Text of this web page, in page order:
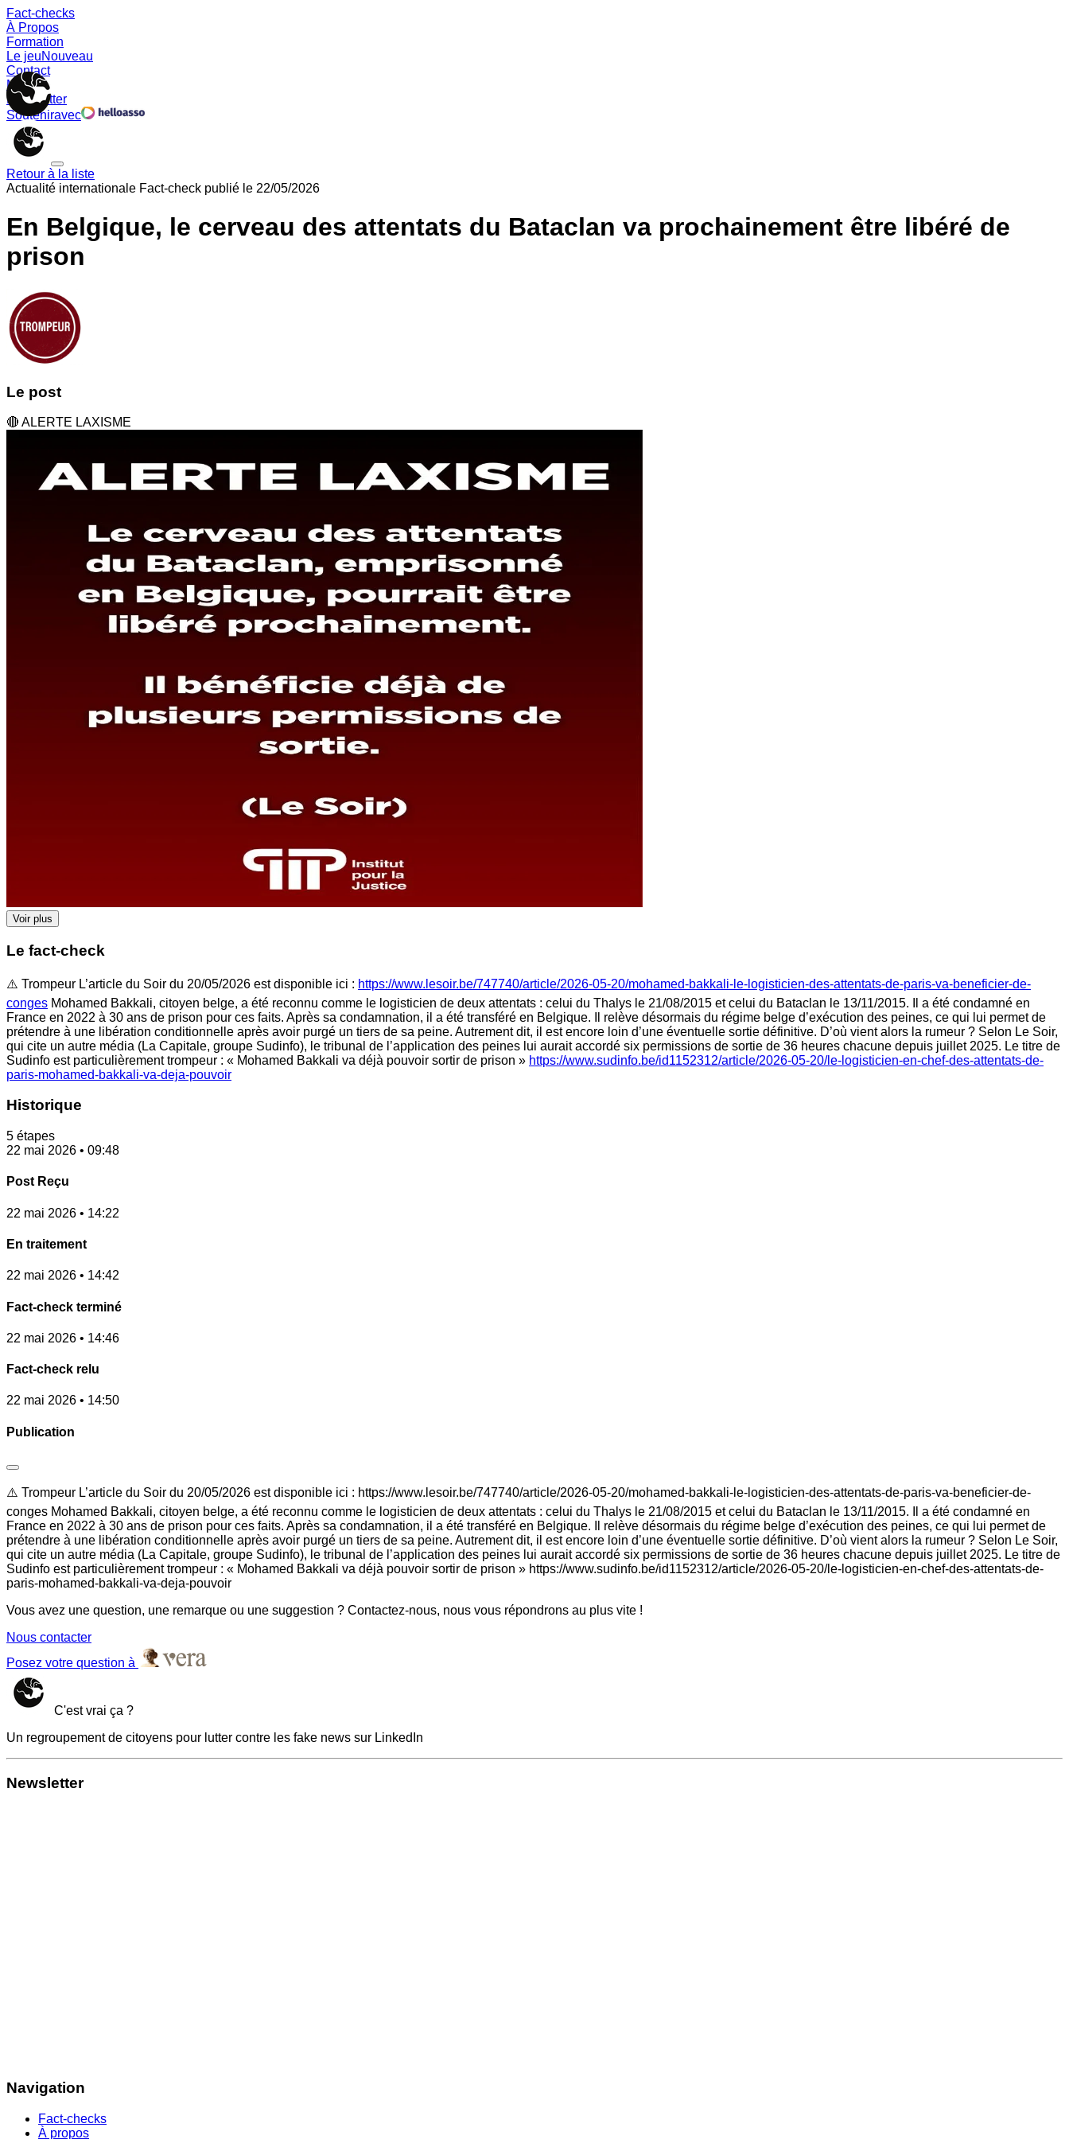
Fact-checks
À Propos
Formation
Le jeuNouveau
Contact
Memes
Newsletter
Souteniravec
Retour à la liste
Actualité internationale Fact-check publié le 22/05/2026
En Belgique, le cerveau des attentats du Bataclan va prochainement être libéré de
prison
Le post
🔴 ALERTE LAXISME
Voir plus
Le fact-check
⚠️ Trompeur L’article du Soir du 20/05/2026 est disponible ici : https://www.lesoir.be/747740/article/2026-05-20/mohamed-bakkali-le-logisticien-des-attentats-de-paris-va-beneficier-de-
conges Mohamed Bakkali, citoyen belge, a été reconnu comme le logisticien de deux attentats : celui du Thalys le 21/08/2015 et celui du Bataclan le 13/11/2015. Il a été condamné en
France en 2022 à 30 ans de prison pour ces faits. Après sa condamnation, il a été transféré en Belgique. Il relève désormais du régime belge d’exécution des peines, ce qui lui permet de
prétendre à une libération conditionnelle après avoir purgé un tiers de sa peine. Autrement dit, il est encore loin d’une éventuelle sortie définitive. D’où vient alors la rumeur ? Selon Le Soir,
qui cite un autre média (La Capitale, groupe Sudinfo), le tribunal de l’application des peines lui aurait accordé six permissions de sortie de 36 heures chacune depuis juillet 2025. Le titre de
Sudinfo est particulièrement trompeur : « Mohamed Bakkali va déjà pouvoir sortir de prison » https://www.sudinfo.be/id1152312/article/2026-05-20/le-logisticien-en-chef-des-attentats-de-
paris-mohamed-bakkali-va-deja-pouvoir
Historique
5 étapes
22 mai 2026 • 09:48
Post Reçu
22 mai 2026 • 14:22
En traitement
22 mai 2026 • 14:42
Fact-check terminé
22 mai 2026 • 14:46
Fact-check relu
22 mai 2026 • 14:50
Publication
⚠️ Trompeur L’article du Soir du 20/05/2026 est disponible ici : https://www.lesoir.be/747740/article/2026-05-20/mohamed-bakkali-le-logisticien-des-attentats-de-paris-va-beneficier-de-
conges Mohamed Bakkali, citoyen belge, a été reconnu comme le logisticien de deux attentats : celui du Thalys le 21/08/2015 et celui du Bataclan le 13/11/2015. Il a été condamné en
France en 2022 à 30 ans de prison pour ces faits. Après sa condamnation, il a été transféré en Belgique. Il relève désormais du régime belge d’exécution des peines, ce qui lui permet de
prétendre à une libération conditionnelle après avoir purgé un tiers de sa peine. Autrement dit, il est encore loin d’une éventuelle sortie définitive. D’où vient alors la rumeur ? Selon Le Soir,
qui cite un autre média (La Capitale, groupe Sudinfo), le tribunal de l’application des peines lui aurait accordé six permissions de sortie de 36 heures chacune depuis juillet 2025. Le titre de
Sudinfo est particulièrement trompeur : « Mohamed Bakkali va déjà pouvoir sortir de prison » https://www.sudinfo.be/id1152312/article/2026-05-20/le-logisticien-en-chef-des-attentats-de-
paris-mohamed-bakkali-va-deja-pouvoir
Vous avez une question, une remarque ou une suggestion ? Contactez-nous, nous vous répondrons au plus vite !
Nous contacter
Posez votre question à
C'est vrai ça ?
Un regroupement de citoyens pour lutter contre les fake news sur LinkedIn
Newsletter
Navigation
Fact-checks
À propos